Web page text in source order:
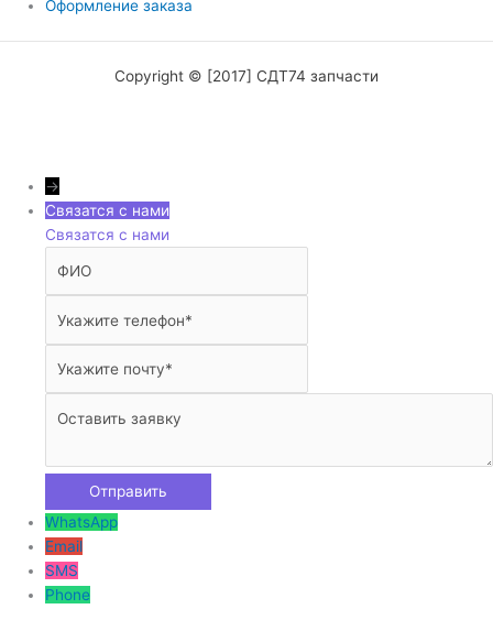
Оформление заказа
Copyright © [2017] СДТ74 запчасти
→
Связатся с нами
Связатся с нами
WhatsApp
Email
SMS
Phone